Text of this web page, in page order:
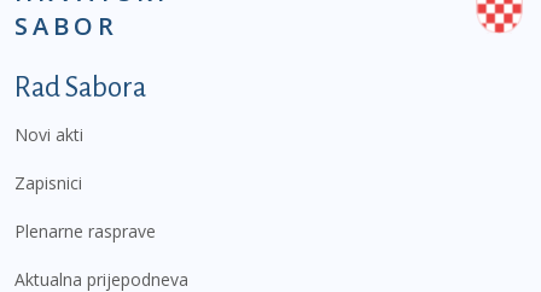
SABOR
Podnožje prvi izbornik
Rad Sabora
Novi akti
Zapisnici
Plenarne rasprave
Aktualna prijepodneva